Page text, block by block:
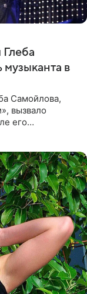
в
Самойлова,
вызвало
его